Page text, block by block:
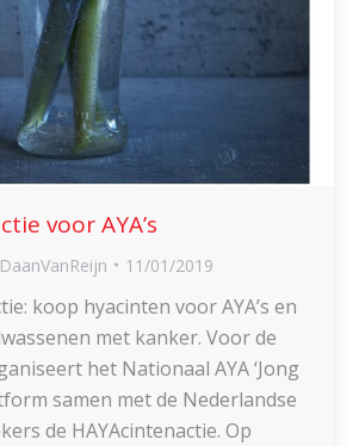
voor AYA’s
DaanVanReijn 11/01/2019
koop hyacinten voor AYA’s en
met kanker. Voor de
het Nationaal AYA ‘Jong
samen met de Nederlandse
de HAYAcintenactie. Op